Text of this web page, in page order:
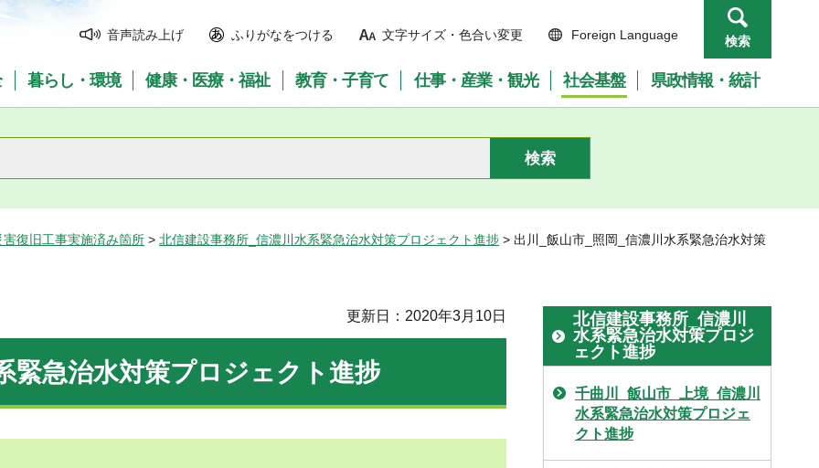
音声読み上げ ふりがなをつける 文字サイズ・色合い変更 Foreign Language 検索
暮らし・環境 健康・医療・福祉 教育・子育て 仕事・産業・観光 社会基盤 県政情報・統計
復旧工事実施済み箇所 > 北信建設事務所_信濃川水系緊急治水対策プロジェクト進捗 > 出川_飯山市_照岡_信濃川水系緊急治水対策
更新日：2020年3月10日
緊急治水対策プロジェクト進捗
北信建設事務所_信濃川
水系緊急治水対策プロジ
ェクト進捗
千曲川_飯山市_上境_信濃川
水系緊急治水対策プロジェ
クト進捗